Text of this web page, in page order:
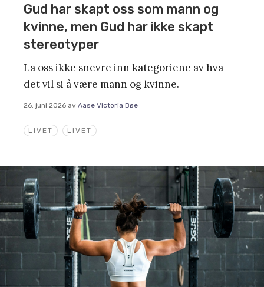
LIVET LIVET
Gud har skapt oss som mann og
kvinne, men Gud har ikke skapt
stereotyper
La oss ikke snevre inn kategoriene av hva
det vil si å være mann og kvinne.
26. juni 2026 av Aase Victoria Bøe